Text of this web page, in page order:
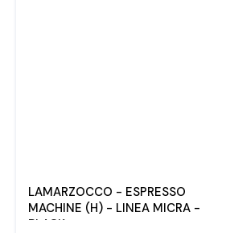
LAMARZOCCO - ESPRESSO
MACHINE (H) - LINEA MICRA -
BLACK